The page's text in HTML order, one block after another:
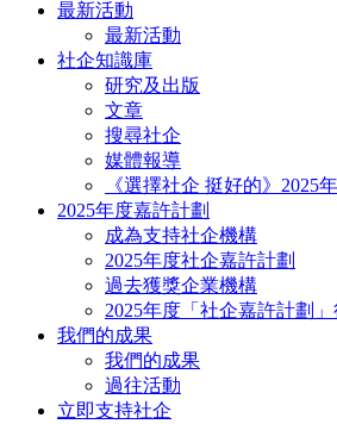
最新活動
最新活動
社企知識庫
研究及出版
文章
搜尋社企
媒體報導
《選擇社企 挺好的》2025
2025年度嘉許計劃
成為支持社企機構
2025年度社企嘉許計劃
過去獲獎企業機構
2025年度「社企嘉許計劃
我們的成果
我們的成果
過往活動
立即支持社企